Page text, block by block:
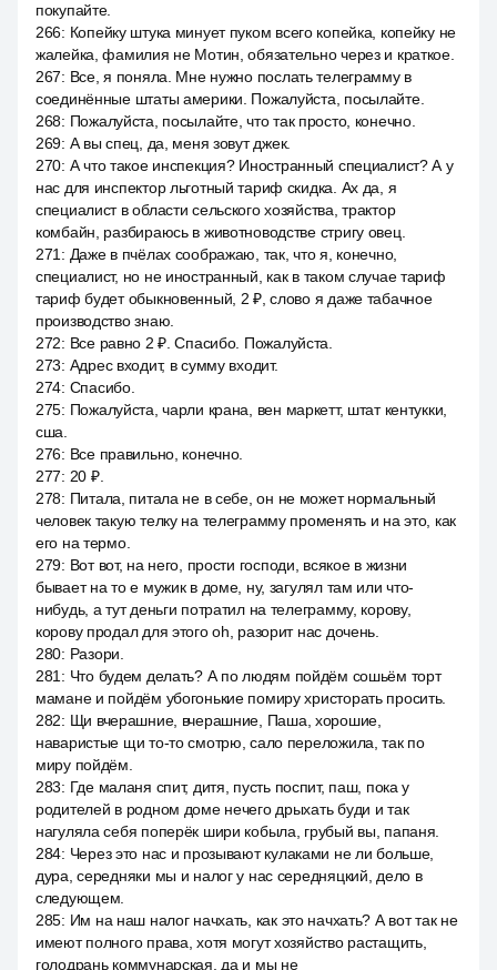
покупайте.
266: Копейку штука минует пуком всего копейка, копейку не
жалейка, фамилия не Мотин, обязательно через и краткое.
267: Все, я поняла. Мне нужно послать телеграмму в
соединённые штаты америки. Пожалуйста, посылайте.
268: Пожалуйста, посылайте, что так просто, конечно.
269: А вы спец, да, меня зовут джек.
270: А что такое инспекция? Иностранный специалист? А у
нас для инспектор льготный тариф скидка. Ах да, я
специалист в области сельского хозяйства, трактор
комбайн, разбираюсь в животноводстве стригу овец.
271 : Даже в пчёлах соображаю, так, что я, конечно,
специалист, но не иностранный, как в таком случае тариф
тариф будет обыкновенный, 2 ₽, слово я даже табачное
производство знаю.
272: Все равно 2 ₽. Спасибо. Пожалуйста.
273: Адрес входит, в сумму входит.
274: Спасибо.
275: Пожалуйста, чарли крана, вен маркетт, штат кентукки,
сша.
276: Все правильно, конечно.
277: 20 ₽.
278: Питала, питала не в себе, он не может нормальный
человек такую телку на телеграмму променять и на это, как
его на термо.
279: Вот вот, на него, прости господи, всякое в жизни
бывает на то e мужик в доме, ну, загулял там или что-
нибудь, а тут деньги потратил на телеграмму, корову,
корову продал для этого oh, разорит нас дочень.
280: Разори.
281 : Что будем делать? А по людям пойдём сошьём торт
мамане и пойдём убогонькие помиру христорать просить.
282: Щи вчерашние, вчерашние, Паша, хорошие,
наваристые щи то-то смотрю, сало переложила, так по
миру пойдём.
283: Где маланя спит, дитя, пусть поспит, паш, пока у
родителей в родном доме нечего дрыхать буди и так
нагуляла себя поперёк шири кобыла, грубый вы, папаня.
284: Через это нас и прозывают кулаками не ли больше,
дура, середняки мы и налог у нас середняцкий, дело в
следующем.
285: Им на наш налог начхать, как это начхать? А вот так не
имеют полного права, хотя могут хозяйство растащить,
голодрань коммунарская, да и мы не